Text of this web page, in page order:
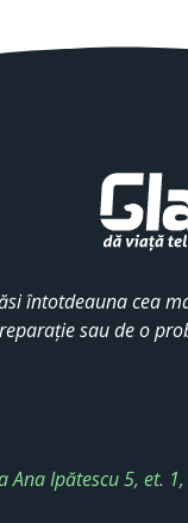
întotdeauna cea
sau de o
Ana Ipătescu 5, et.